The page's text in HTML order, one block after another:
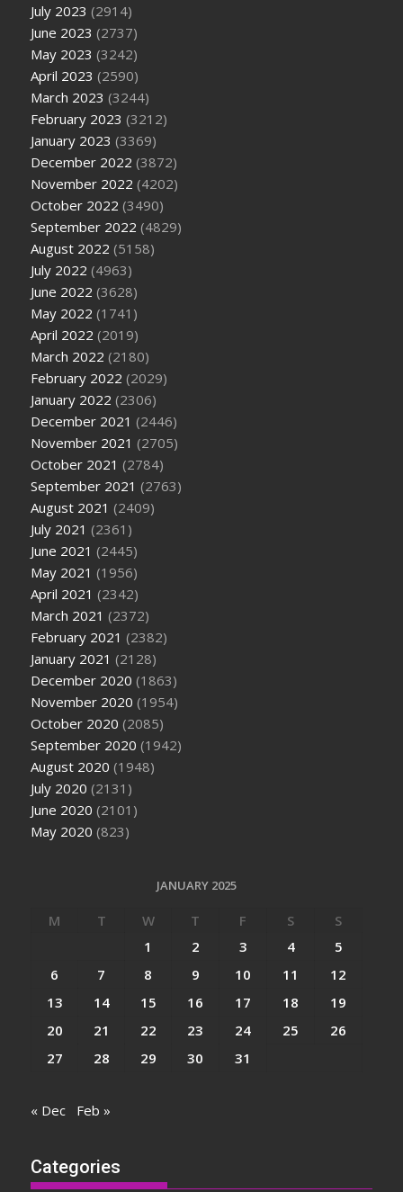
July 2023 (2914)
June 2023 (2737)
May 2023 (3242)
April 2023 (2590)
March 2023 (3244)
February 2023 (3212)
January 2023 (3369)
December 2022 (3872)
November 2022 (4202)
October 2022 (3490)
September 2022 (4829)
August 2022 (5158)
July 2022 (4963)
June 2022 (3628)
May 2022 (1741)
April 2022 (2019)
March 2022 (2180)
February 2022 (2029)
January 2022 (2306)
December 2021 (2446)
November 2021 (2705)
October 2021 (2784)
September 2021 (2763)
August 2021 (2409)
July 2021 (2361)
June 2021 (2445)
May 2021 (1956)
April 2021 (2342)
March 2021 (2372)
February 2021 (2382)
January 2021 (2128)
December 2020 (1863)
November 2020 (1954)
October 2020 (2085)
September 2020 (1942)
August 2020 (1948)
July 2020 (2131)
June 2020 (2101)
May 2020 (823)
JANUARY 2025
M T W T F S
S
1
2 3 4
5
6
7 8 9 10 11
12
13
14 15 16 17 18
19
20
21 22 23 24 25
26
27
28 29 30 31
« Dec Feb »
Categories